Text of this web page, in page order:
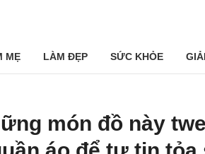
MẸ LÀM ĐẸP SỨC KHỎE
món đồ này